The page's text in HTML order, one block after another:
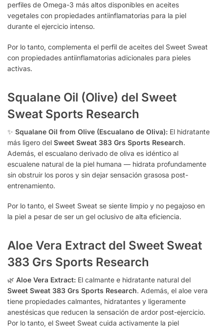
perfiles de Omega-3 más altos disponibles en aceites
vegetales con propiedades antiinflamatorias para la piel
durante el ejercicio intenso.
Por lo tanto, complementa el perfil de aceites del Sweet Sweat
con propiedades antiinflamatorias adicionales para pieles
activas.
Squalane Oil (Olive) del Sweet
Sweat Sports Research
✨ Squalane Oil from Olive (Escualano de Oliva): El hidratante
más ligero del Sweet Sweat 383 Grs Sports Research.
Además, el escualano derivado de oliva es idéntico al
escualene natural de la piel humana — hidrata profundamente
sin obstruir los poros y sin dejar sensación grasosa post-
entrenamiento.
Por lo tanto, el Sweet Sweat se siente limpio y no pegajoso en
la piel a pesar de ser un gel oclusivo de alta eficiencia.
Aloe Vera Extract del Sweet Sweat
383 Grs Sports Research
🌿 Aloe Vera Extract: El calmante e hidratante natural del
Sweet Sweat 383 Grs Sports Research. Además, el aloe vera
tiene propiedades calmantes, hidratantes y ligeramente
anestésicas que reducen la sensación de ardor post-ejercicio.
Por lo tanto, el Sweet Sweat cuida activamente la piel